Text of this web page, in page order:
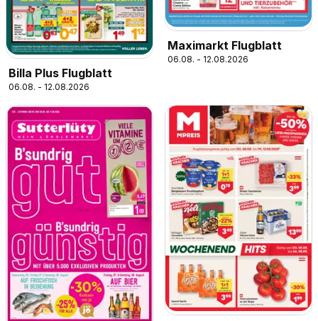
Billa Plus Flugblatt
06.08. - 12.08.2026
Maximarkt Flugblatt
06.08. - 12.08.2026